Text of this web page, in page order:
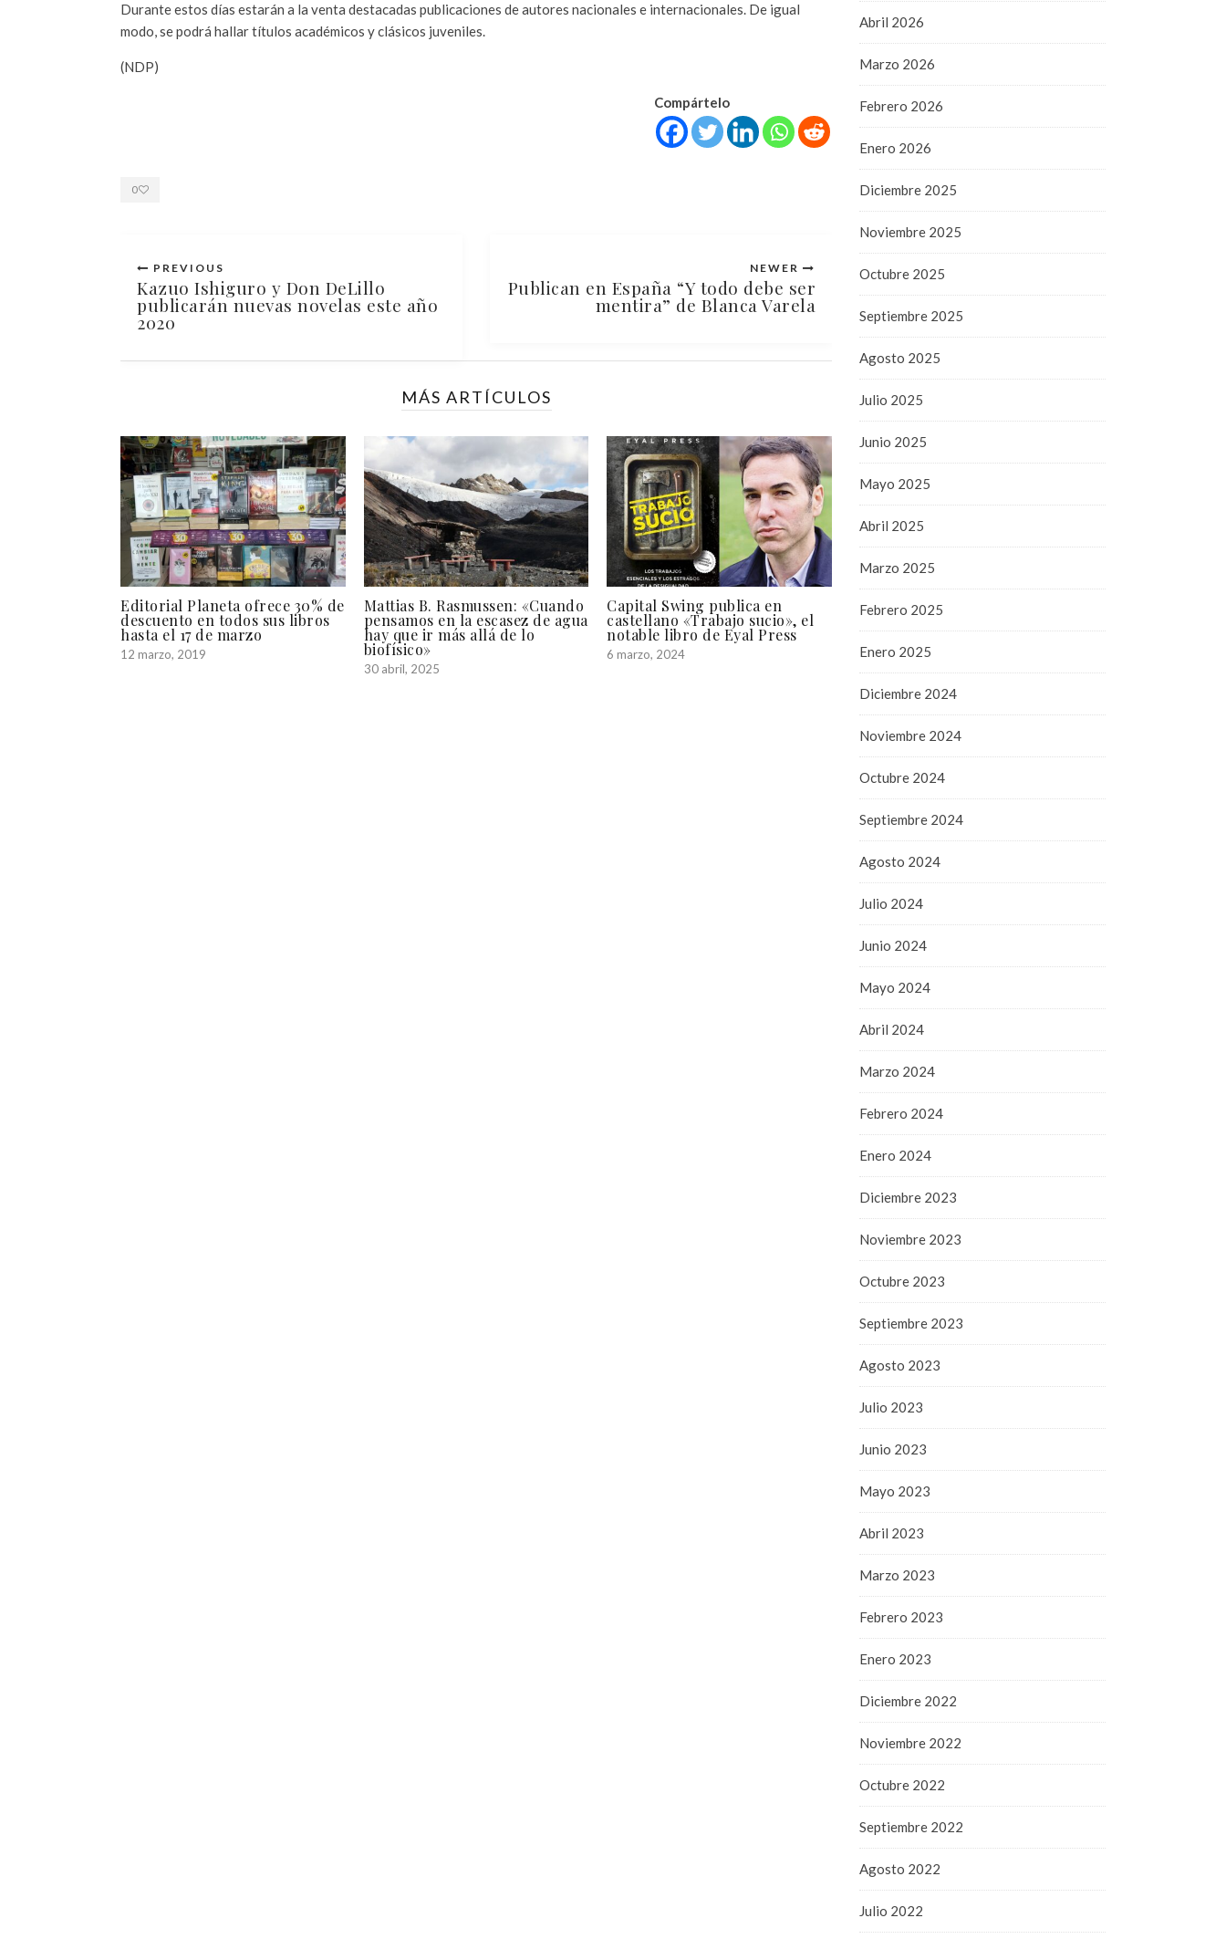
Durante estos días estarán a la venta destacadas publicaciones de autores nacionales e internacionales. De igual
modo, se podrá hallar títulos académicos y clásicos juveniles.
(NDP)
Compártelo
0
PREVIOUS
Kazuo Ishiguro y Don DeLillo
publicarán nuevas novelas este año
2020
NEWER
Publican en España “Y todo debe ser
mentira” de Blanca Varela
MÁS ARTÍCULOS
Editorial Planeta ofrece 30% de
descuento en todos sus libros
hasta el 17 de marzo
12 marzo, 2019
Mattias B. Rasmussen: «Cuando
pensamos en la escasez de agua
hay que ir más allá de lo
biofísico»
30 abril, 2025
Capital Swing publica en
castellano «Trabajo sucio», el
notable libro de Eyal Press
6 marzo, 2024
Abril 2026
Marzo 2026
Febrero 2026
Enero 2026
Diciembre 2025
Noviembre 2025
Octubre 2025
Septiembre 2025
Agosto 2025
Julio 2025
Junio 2025
Mayo 2025
Abril 2025
Marzo 2025
Febrero 2025
Enero 2025
Diciembre 2024
Noviembre 2024
Octubre 2024
Septiembre 2024
Agosto 2024
Julio 2024
Junio 2024
Mayo 2024
Abril 2024
Marzo 2024
Febrero 2024
Enero 2024
Diciembre 2023
Noviembre 2023
Octubre 2023
Septiembre 2023
Agosto 2023
Julio 2023
Junio 2023
Mayo 2023
Abril 2023
Marzo 2023
Febrero 2023
Enero 2023
Diciembre 2022
Noviembre 2022
Octubre 2022
Septiembre 2022
Agosto 2022
Julio 2022